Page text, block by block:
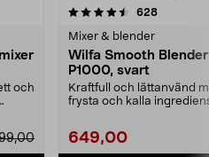
och
628
Mixer & blender
Wilfa Smooth
P1000, svart
Kraftfull och lättanvänd
frysta och kalla
649,00
3.5 av 5 stjärnor